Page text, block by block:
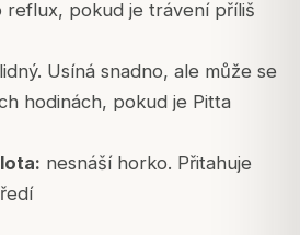
reflux, pokud je trávení příliš
Usíná snadno, ale může se
hodinách, pokud je Pitta
nesnáší horko. Přitahuje